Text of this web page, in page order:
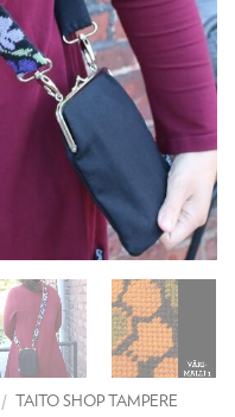
/ TAITO SHOP TAMPERE